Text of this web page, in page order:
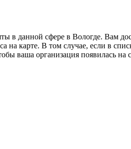
в данной сфере в Вологде. Вам
на карте. В том случае, если в
ваша организация появилась на